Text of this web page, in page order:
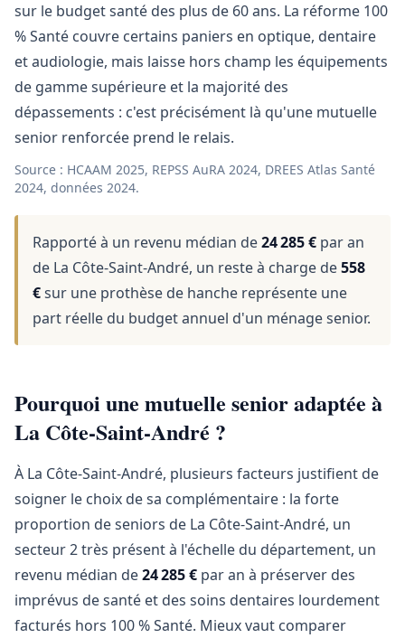
sur le budget santé des plus de 60 ans. La réforme 100
% Santé couvre certains paniers en optique, dentaire
et audiologie, mais laisse hors champ les équipements
de gamme supérieure et la majorité des
dépassements : c'est précisément là qu'une mutuelle
senior renforcée prend le relais.
Source : HCAAM 2025, REPSS AuRA 2024, DREES Atlas Santé
2024, données 2024.
Rapporté à un revenu médian de24 285 € par an
de La Côte-Saint-André, un reste à charge de558
€sur une prothèse de hanche représente une
part réelle du budget annuel d'un ménage senior.
Pourquoi une mutuelle senior adaptée à
La Côte-Saint-André ?
À La Côte-Saint-André, plusieurs facteurs justifient de
soigner le choix de sa complémentaire : la forte
proportion de seniors de La Côte-Saint-André, un
secteur 2 très présent à l'échelle du département, un
revenu médian de24 285 € par an à préserver des
imprévus de santé et des soins dentaires lourdement
facturés hors 100 % Santé. Mieux vaut comparer